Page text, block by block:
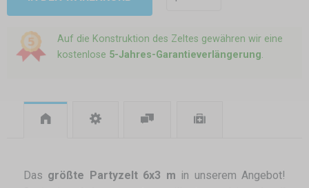
Auf die Konstruktion des Zeltes gewähren wir eine
kostenlose 5-Jahres-Garantieverlängerung.
Das größte Partyzelt 6x3 m in unserem Angebot!